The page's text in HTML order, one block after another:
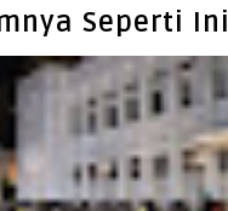
Seperti Ini